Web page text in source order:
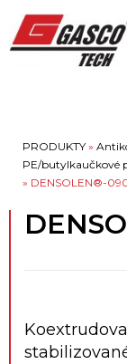
PRODUKTY »
PE/butylkaučkové
» DENSOLEN®-